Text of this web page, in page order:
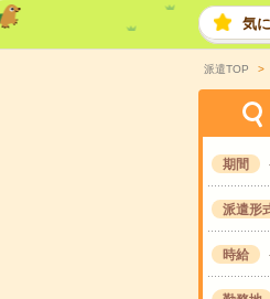
気
派遣TOP
期間
派遣形
時給